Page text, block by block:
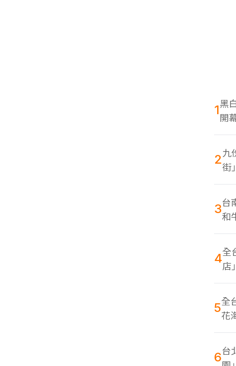
1黑
開
蝦
2九
街
色
3台
和
地
4全
店
男
5全
花
同
6台